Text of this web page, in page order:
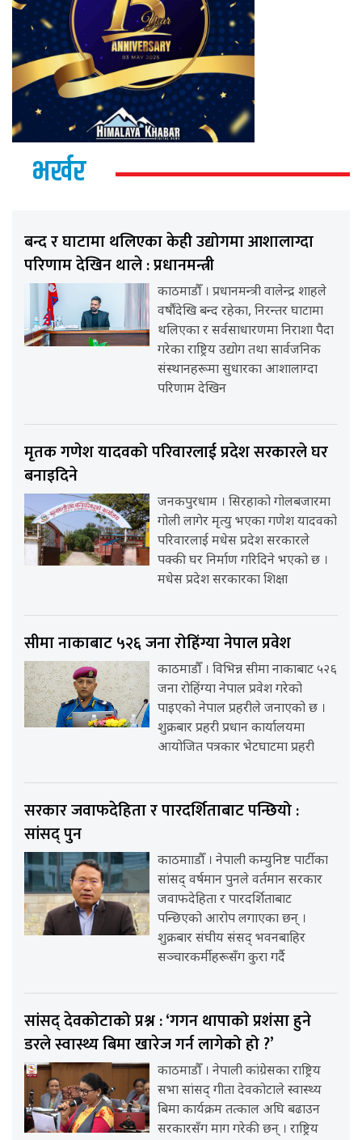
भर्खर
बन्द र घाटामा थलिएका केही उद्योगमा आशालाग्दा
परिणाम देखिन थाले : प्रधानमन्त्री
काठमाडौँ । प्रधानमन्त्री वालेन्द्र शाहले
वर्षौंदेखि बन्द रहेका, निरन्तर घाटामा
थलिएका र सर्वसाधारणमा निराशा पैदा
गरेका राष्ट्रिय उद्योग तथा सार्वजनिक
संस्थानहरूमा सुधारका आशालाग्दा
परिणाम देखिन
मृतक गणेश यादवको परिवारलाई प्रदेश सरकारले घर
बनाइदिने
जनकपुरधाम । सिरहाको गोलबजारमा
गोली लागेर मृत्यु भएका गणेश यादवको
परिवारलाई मधेस प्रदेश सरकारले
पक्की घर निर्माण गरिदिने भएको छ ।
मधेस प्रदेश सरकारका शिक्षा
सीमा नाकाबाट ५२६ जना रोहिंग्या नेपाल प्रवेश
काठमाडौँ । विभिन्न सीमा नाकाबाट ५२६
जना रोहिंग्या नेपाल प्रवेश गरेको
पाइएको नेपाल प्रहरीले जनाएको छ ।
शुक्रबार प्रहरी प्रधान कार्यालयमा
आयोजित पत्रकार भेटघाटमा प्रहरी
सरकार जवाफदेहिता र पारदर्शिताबाट पन्छियो :
सांसद् पुन
काठमााडौँ । नेपाली कम्युनिष्ट पार्टीका
सांसद् वर्षमान पुनले वर्तमान सरकार
जवाफदेहिता र पारदर्शिताबाट
पन्छिएको आरोप लगाएका छन् ।
शुक्रबार संघीय संसद् भवनबाहिर
सञ्चारकर्मीहरूसँग कुरा गर्दै
सांसद् देवकोटाको प्रश्न : ‘गगन थापाको प्रशंसा हुने
डरले स्वास्थ्य बिमा खारेज गर्न लागेको हो ?’
काठमाडौँ । नेपाली कांग्रेसका राष्ट्रिय
सभा सांसद् गीता देवकोटाले स्वास्थ्य
बिमा कार्यक्रम तत्काल अघि बढाउन
सरकारसँग माग गरेकी छन् । राष्ट्रिय